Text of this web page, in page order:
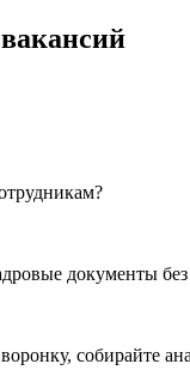
документы
собирайте